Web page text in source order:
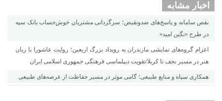
اخبار مشابه
نقص سامانه و پاسخ‌های ضدونقیض؛ سرگردانی مشتریان خوش‌حساب بانک سپه
در طرح «نگین امید»
اعزام گروه‌های نمایشی مازندران به رویداد بزرگ اربعین؛ روایت عاشورا با زبان
هنر در مسیر نجف تا کربلا/تقویت دیپلماسی فرهنگی جمهوری اسلامی ایران
همکاری سپاه و منابع طبیعی؛ گامی موثر در مسیر حفاظت از عرصه‌های طبیعی